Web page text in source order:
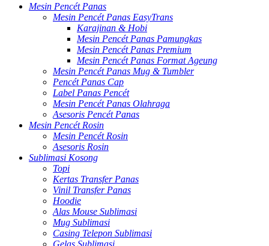
Mesin Pencét Panas
Mesin Pencét Panas EasyTrans
Karajinan & Hobi
Mesin Pencét Panas Pamungkas
Mesin Pencét Panas Premium
Mesin Pencét Panas Format Ageung
Mesin Pencét Panas Mug & Tumbler
Pencét Panas Cap
Label Panas Pencét
Mesin Pencét Panas Olahraga
Asesoris Pencét Panas
Mesin Pencét Rosin
Mesin Pencét Rosin
Asesoris Rosin
Sublimasi Kosong
Topi
Kertas Transfer Panas
Vinil Transfer Panas
Hoodie
Alas Mouse Sublimasi
Mug Sublimasi
Casing Telepon Sublimasi
Gelas Sublimasi